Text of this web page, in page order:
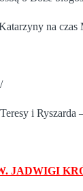
na czas
i
JADWIGI